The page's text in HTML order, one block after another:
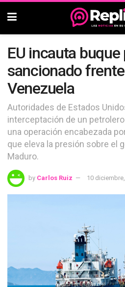
EU incauta
sancionado
Venezuela
Autoridades de Estados
interceptación de un petrolero
una operación encabezada
que eleva la presión sobre el
Maduro.
by Carlos Ruiz 10